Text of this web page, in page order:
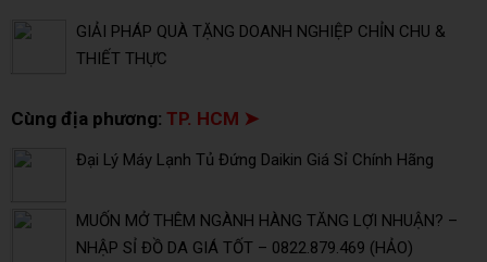
GIẢI PHÁP QUÀ TẶNG DOANH NGHIỆP CHỈN CHU &
THIẾT THỰC
Cùng địa phương: TP. HCM ➤
Đại Lý Máy Lạnh Tủ Đứng Daikin Giá Sỉ Chính Hãng
MUỐN MỞ THÊM NGÀNH HÀNG TĂNG LỢI NHUẬN? –
NHẬP SỈ ĐỒ DA GIÁ TỐT – 0822.879.469 (HẢO)